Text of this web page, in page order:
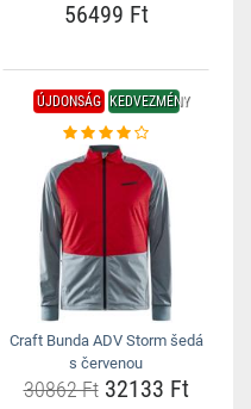
56499 Ft
ÚJDONSÁG KEDVEZMÉNY
Craft Bunda ADV Storm šedá
s červenou
30862 Ft32133 Ft